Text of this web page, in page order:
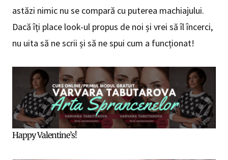
astăzi nimic nu se compară cu puterea machiajului.
Dacă îți place look-ul propus de noi și vrei să îl încerci,
nu uita să ne scrii și să ne spui cum a funcționat!
Happy Valentine’s!